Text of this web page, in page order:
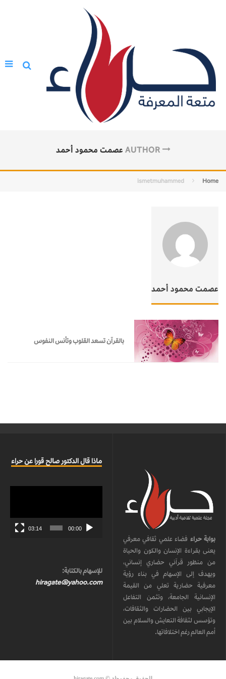
AUTHOR عصمت محمود أحمد
Home
ismetmuhammed
عصمت محمود أحمد
بالقرآن تسعد القلوب وتأنس النفوس
بوابة حراء فضاء علمي ثقافي معرفي
يعنى بقراءة الإنسان والكون والحياة
من منظور قرآني حضاري إنساني،
ويهدف إلى الإسهام في بناء رؤية
معرفية حضارية تعلي من القيمة
الإنسانية الجامعة، وتثمن التفاعل
الإيجابي بين الحضارات والثقافات،
وتؤسس لثقافة التعايش والسلام بين
أمم العالم رغم اختلافاتها.
ماذا قال الدكتور صالح قورا عن حراء
00:00
03:14
للإسهام بالكتابة:
hiragate@yahoo.com